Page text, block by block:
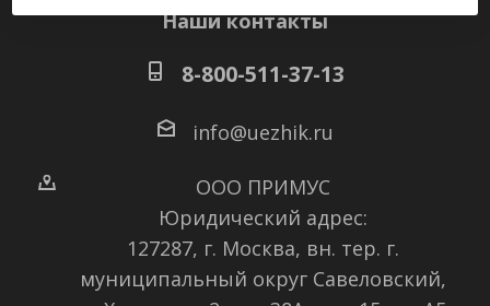
Наши контакты
8-800-511-37-13
info@uezhik.ru
ООО ПРИМУС
Юридический адрес:
127287, г. Москва, вн. тер. г.
муниципальный округ Савеловский,